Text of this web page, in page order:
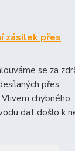
zásilek přes
se za
přes
chybného
dat došlo k